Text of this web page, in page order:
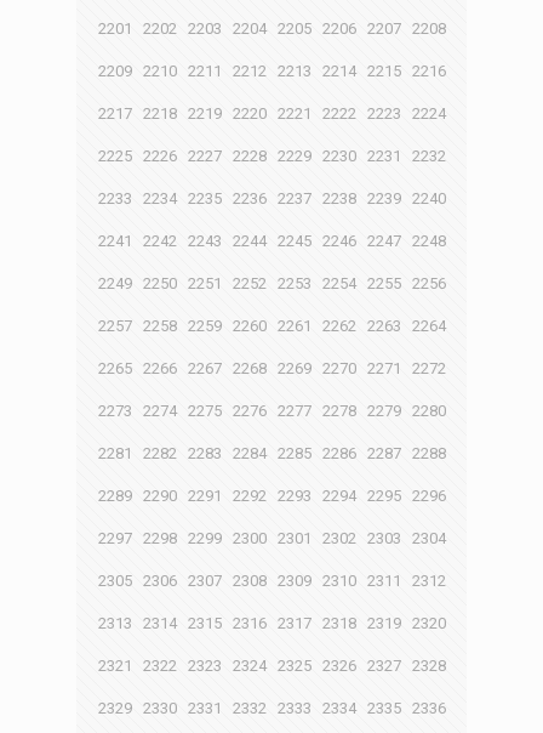
2201 2202 2203 2204 2205 2206 2207 2208
2209 2210 2211 2212 2213 2214 2215 2216
2217 2218 2219 2220 2221 2222 2223 2224
2225 2226 2227 2228 2229 2230 2231 2232
2233 2234 2235 2236 2237 2238 2239 2240
2241 2242 2243 2244 2245 2246 2247 2248
2249 2250 2251 2252 2253 2254 2255 2256
2257 2258 2259 2260 2261 2262 2263 2264
2265 2266 2267 2268 2269 2270 2271 2272
2273 2274 2275 2276 2277 2278 2279 2280
2281 2282 2283 2284 2285 2286 2287 2288
2289 2290 2291 2292 2293 2294 2295 2296
2297 2298 2299 2300 2301 2302 2303 2304
2305 2306 2307 2308 2309 2310 2311 2312
2313 2314 2315 2316 2317 2318 2319 2320
2321 2322 2323 2324 2325 2326 2327 2328
2329 2330 2331 2332 2333 2334 2335 2336